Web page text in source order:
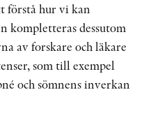
förstå hur vi kan
kompletteras dessutom
av forskare och läkare
som till exempel
och sömnens inverkan